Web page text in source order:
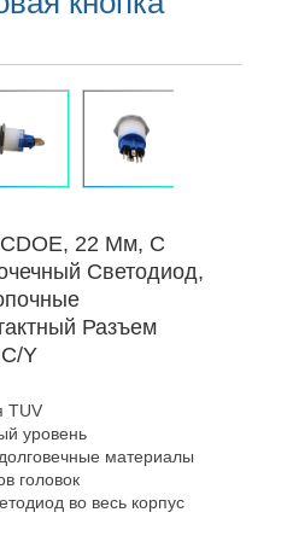
CDOE, 22 Мм, С
Светодиод,
Разъем
Y
TUV
уровень
материалы
головок
во весь корпус